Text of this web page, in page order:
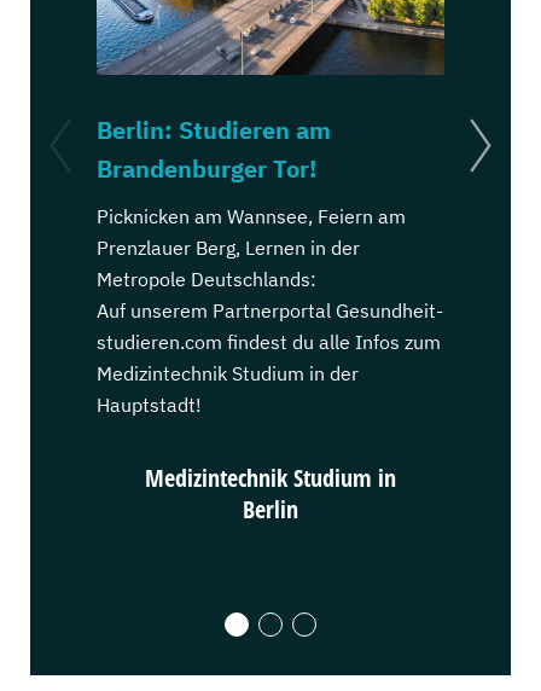
Berlin: Studieren am
Brandenburger Tor!
Picknicken am Wannsee, Feiern am
Prenzlauer Berg, Lernen in der
Metropole Deutschlands:
Auf unserem Partnerportal Gesundheit-
studieren.com findest du alle Infos zum
Medizintechnik Studium in der
Hauptstadt!
Medizintechnik Studium in
Berlin
Michel!